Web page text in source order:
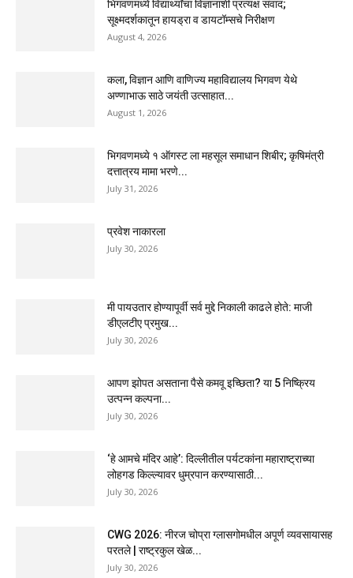
भिगवणमध्ये विद्यार्थ्यांचा विज्ञानाशी प्रत्यक्ष संवाद;
सूक्ष्मदर्शकातून हायड्रा व डायटॉम्सचे निरीक्षण
August 4, 2026
कला, विज्ञान आणि वाणिज्य महाविद्यालय भिगवण येथे
अण्णाभाऊ साठे जयंती उत्साहात...
August 1, 2026
भिगवणमध्ये १ ऑगस्ट ला महसूल समाधान शिबीर; कृषिमंत्री
दत्तात्रय मामा भरणे...
July 31, 2026
प्रवेश नाकारला
July 30, 2026
मी पायउतार होण्यापूर्वी सर्व मुद्दे निकाली काढले होते: माजी
डीएलटीए प्रमुख...
July 30, 2026
आपण झोपत असताना पैसे कमवू इच्छिता? या 5 निष्क्रिय
उत्पन्न कल्पना...
July 30, 2026
‘हे आमचे मंदिर आहे’: दिल्लीतील पर्यटकांना महाराष्ट्राच्या
लोहगड किल्ल्यावर धुम्रपान करण्यासाठी...
July 30, 2026
CWG 2026: नीरज चोप्रा ग्लासगोमधील अपूर्ण व्यवसायासह
परतले | राष्ट्रकुल खेळ...
July 30, 2026